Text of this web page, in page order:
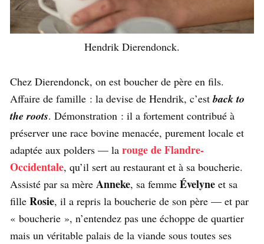
Hendrik Dierendonck.
Chez Dierendonck, on est boucher de père en fils.
Affaire de famille : la devise de Hendrik, c’estback to
the roots. Démonstration : il a fortement contribué à
préserver une race bovine menacée, purement locale et
adaptée aux polders — la rouge de Flandre-
Occidentale, qu’il sert au restaurant et à sa boucherie.
Assisté par sa mère Anneke, sa femme Évelyne et sa
fille Rosie, il a repris la boucherie de son père — et par
« boucherie », n’entendez pas une échoppe de quartier
mais un véritable palais de la viande sous toutes ses